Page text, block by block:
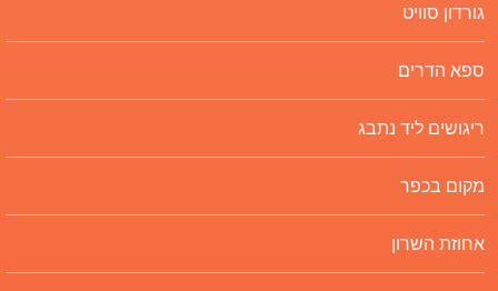
גורדון סוויט
ספא הדרים
ריגושים ליד נתבג
מקום בכפר
אחוזת השרון